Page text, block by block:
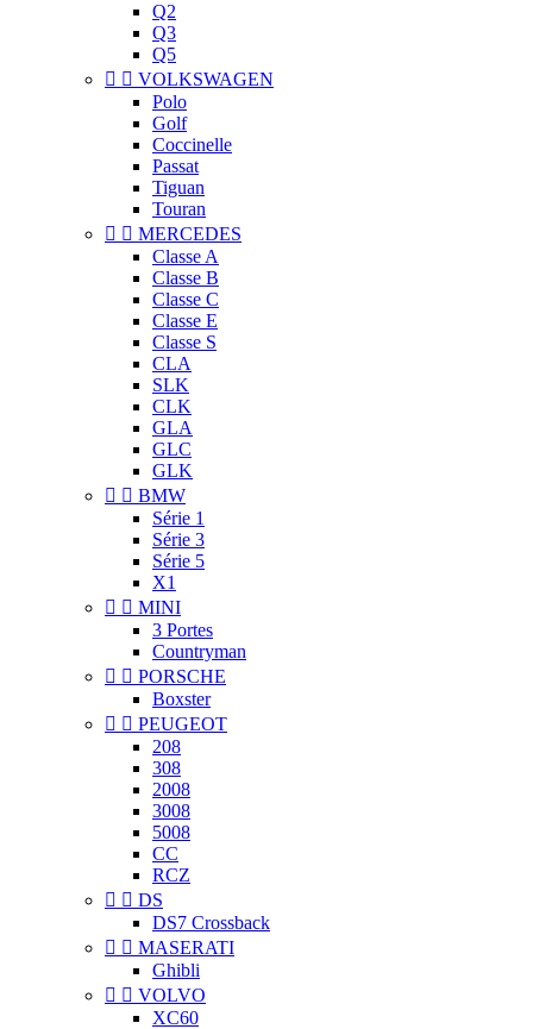
Q2
Q3
Q5
  VOLKSWAGEN
Polo
Golf
Coccinelle
Passat
Tiguan
Touran
  MERCEDES
Classe A
Classe B
Classe C
Classe E
Classe S
CLA
SLK
CLK
GLA
GLC
GLK
  BMW
Série 1
Série 3
Série 5
X1
  MINI
3 Portes
Countryman
  PORSCHE
Boxster
  PEUGEOT
208
308
2008
3008
5008
CC
RCZ
  DS
DS7 Crossback
  MASERATI
Ghibli
  VOLVO
XC60